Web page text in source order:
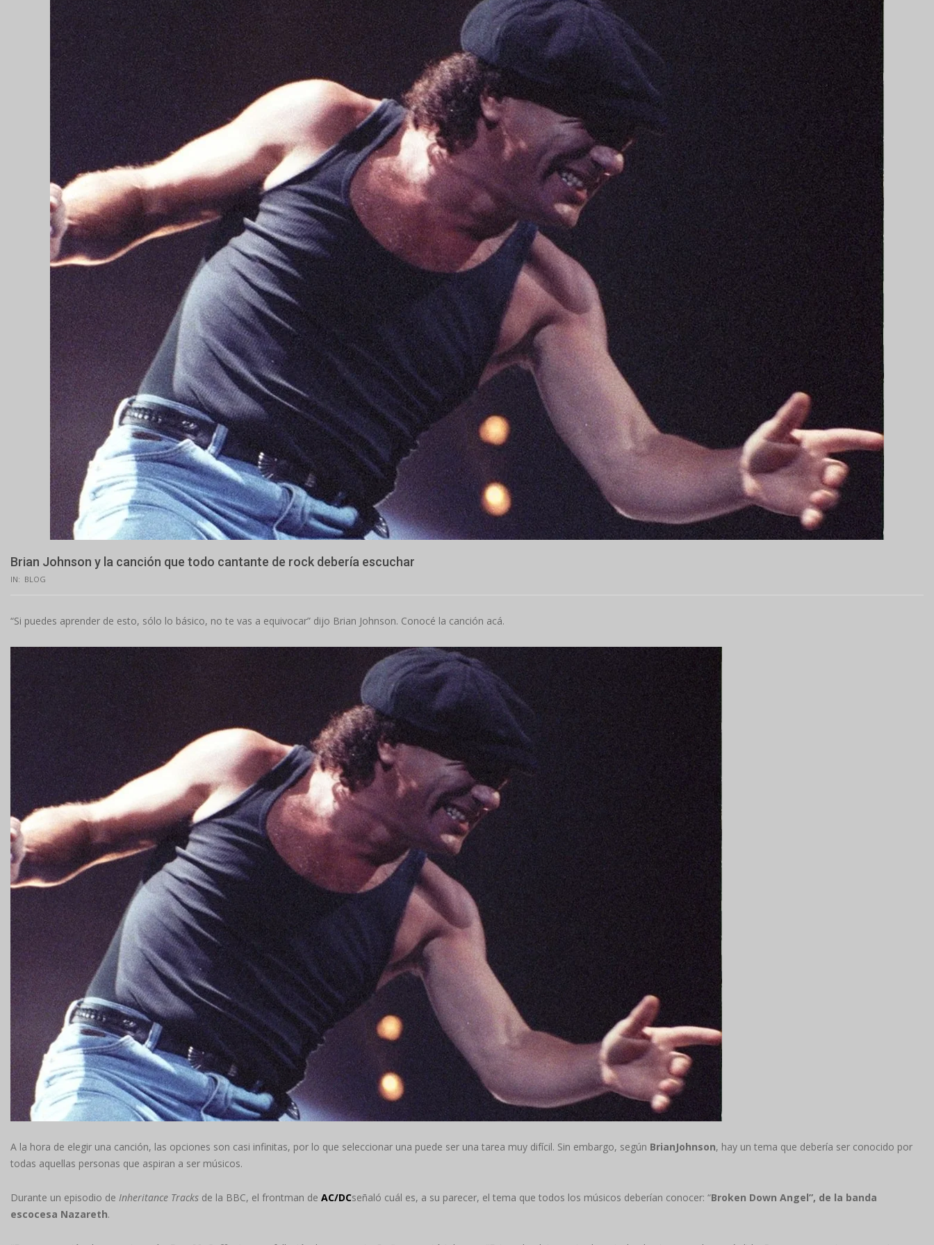
Brian Johnson y la canción que todo cantante de rock debería escuchar
IN: BLOG
“Si puedes aprender de esto, sólo lo básico, no te vas a equivocar” dijo Brian Johnson. Conocé la canción acá.
A la hora de elegir una canción, las opciones son casi infinitas, por lo que seleccionar una puede ser una tarea muy difícil. Sin embargo, según BrianJohnson, hay un tema que debería ser conocido por
todas aquellas personas que aspiran a ser músicos.
Durante un episodio de Inheritance Tracks de la BBC, el frontman de AC/DCseñaló cuál es, a su parecer, el tema que todos los músicos deberían conocer: “Broken Down Angel”, de la banda
escocesa Nazareth.